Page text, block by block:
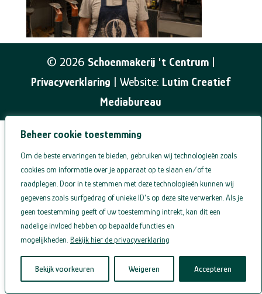
Beheer cookie toestemming
Om de beste ervaringen te bieden, gebruiken wij technologieën zoals
cookies om informatie over je apparaat op te slaan en/of te
raadplegen. Door in te stemmen met deze technologieën kunnen wij
gegevens zoals surfgedrag of unieke ID's op deze site verwerken. Als je
geen toestemming geeft of uw toestemming intrekt, kan dit een
nadelige invloed hebben op bepaalde functies en
mogelijkheden. Bekijk hier de privacyverklaring
Bekijk voorkeuren Weigeren Accepteren
© 2026 Schoenmakerij 't Centrum|
Privacyverklaring | Website: Lutim Creatief
Mediabureau